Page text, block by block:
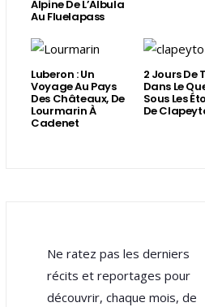
Alpine De L’Albula
Au Fluelapass
Luberon : Un
Voyage Au Pays
Des Châteaux, De
Lourmarin À
Cadenet
2 Jours De
Dans Le
Sous Les
De
Ne ratez pas les derniers
récits et reportages pour
découvrir, chaque mois, de